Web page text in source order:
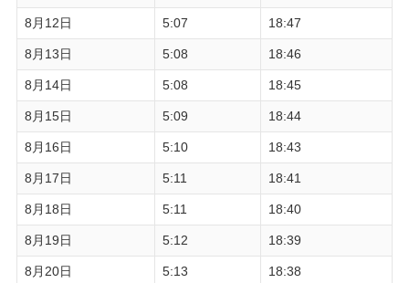
8月12日 5:07 18:47
8月13日 5:08 18:46
8月14日 5:08 18:45
8月15日 5:09 18:44
8月16日 5:10 18:43
8月17日 5:11 18:41
8月18日 5:11 18:40
8月19日 5:12 18:39
8月20日 5:13 18:38